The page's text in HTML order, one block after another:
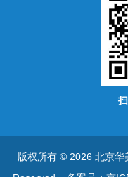
版权所有 © 2026 北京华